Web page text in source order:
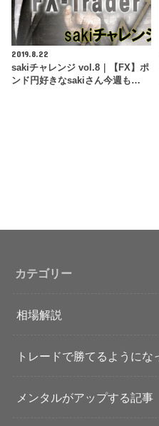
2019.8.22
sakiチャレンジ vol.8｜【FX】ポ
ンド円好きなsakiさん今週も…
カテゴリー
相場解説
トレードで勝てるようにな
メンタルがアップする記事